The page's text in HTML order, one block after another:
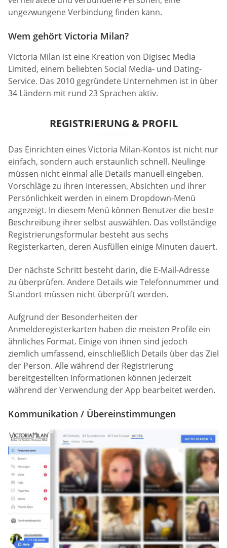
ungezwungene Verbindung finden kann.
Wem gehört Victoria Milan?
Victoria Milan ist eine Kreation von Digisec Media
Limited, einem beliebten Social Media- und Dating-
Service. Das 2010 gegründete Unternehmen ist in über
34 Ländern mit rund 23 Sprachen aktiv.
REGISTRIERUNG & PROFIL
Das Einrichten eines Victoria Milan-Kontos ist nicht nur
einfach, sondern auch erstaunlich schnell. Neulinge
müssen nicht einmal alle Details manuell eingeben.
Vorschläge zu ihren Interessen, Absichten und ihrer
Persönlichkeit werden in einem Dropdown-Menü
angezeigt. In diesem Menü können Benutzer die beste
Beschreibung ihrer selbst auswählen. Das vollständige
Registrierungsformular besteht aus sechs
Registerkarten, deren Ausfüllen einige Minuten dauert.
Der nächste Schritt besteht darin, die E-Mail-Adresse
zu überprüfen. Andere Details wie Telefonnummer und
Standort müssen nicht überprüft werden.
Aufgrund der Besonderheiten der
Anmelderegisterkarten haben die meisten Profile ein
ähnliches Format. Einige von ihnen sind jedoch
ziemlich umfassend, einschließlich Details über das Ziel
der Person. Alle während der Registrierung
bereitgestellten Informationen können jederzeit
während der Verwendung der App bearbeitet werden.
Kommunikation / Übereinstimmungen